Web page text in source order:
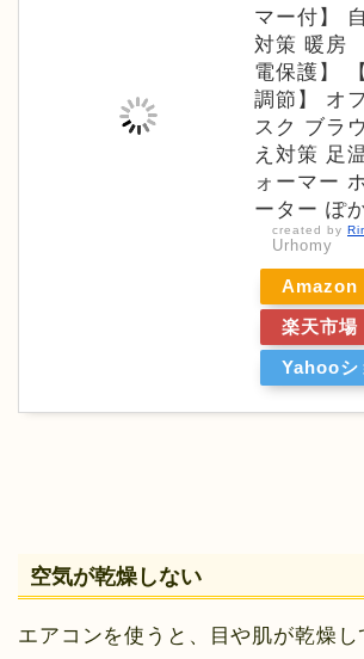
マー付】
対策 暖房
電保護】
調節】 オ
スク ブラ
え対策 足
ォーマー
ーター ぽ
created by
Urhomy
Amazon
楽天市場
Yahooシ
空気が乾燥しない
エアコンを使うと、目や肌が乾燥